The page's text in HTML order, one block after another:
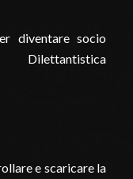
diventare socio
Dilettantistica
e scaricare la